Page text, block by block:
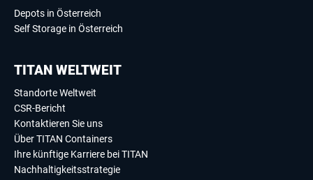
Depots in Österreich
Self Storage in Österreich
TITAN WELTWEIT
Standorte Weltweit
CSR-Bericht
Kontaktieren Sie uns
Über TITAN Containers
Ihre künftige Karriere bei TITAN
Nachhaltigkeitsstrategie